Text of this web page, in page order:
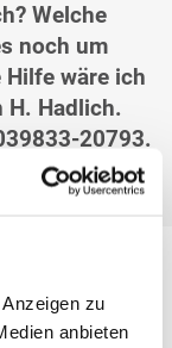
zu
anbieten
Welche
noch um
wäre ich
H. Hadlich.
20793.
07:39